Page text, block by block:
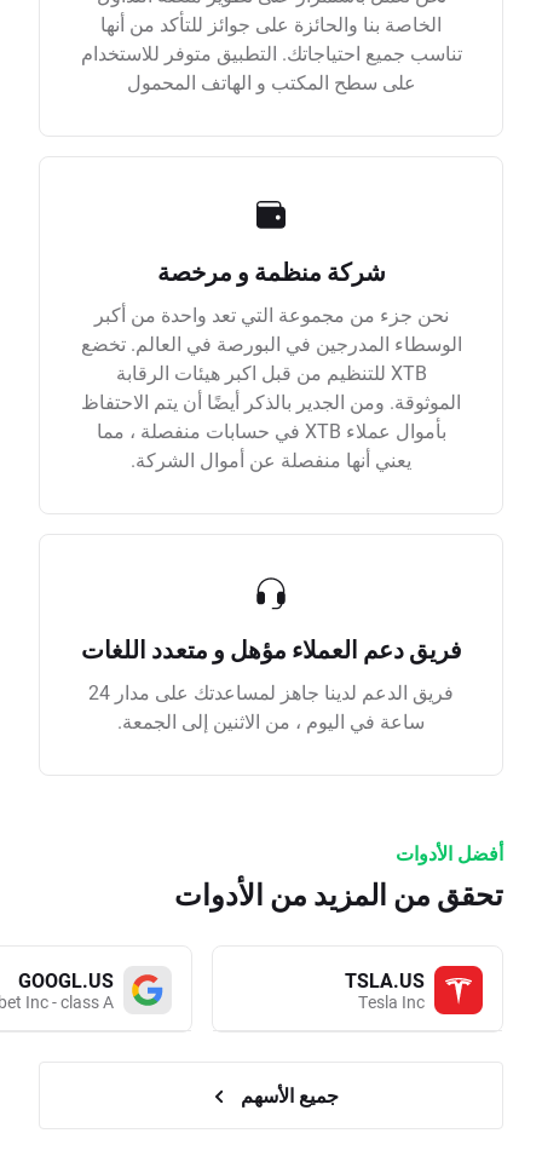
الخاصة بنا والحائزة على جوائز للتأكد من أنها
تناسب جميع احتياجاتك. التطبيق متوفر للاستخدام
على سطح المكتب و الهاتف المحمول
شركة منظمة و مرخصة
نحن جزء من مجموعة التي تعد واحدة من أكبر
الوسطاء المدرجين في البورصة في العالم. تخضع
XTB للتنظيم من قبل اكبر هيئات الرقابة
الموثوقة. ومن الجدير بالذكر أيضًا أن يتم الاحتفاظ
بأموال عملاء XTB في حسابات منفصلة ، مما
يعني أنها منفصلة عن أموال الشركة.
فريق دعم العملاء مؤهل و متعدد اللغات
فريق الدعم لدينا جاهز لمساعدتك على مدار 24
ساعة في اليوم ، من الاثنين إلى الجمعة.
أفضل الأدوات
تحقق من المزيد من الأدوات
TSLA.US
Tesla Inc
GOOGL.US
Inc - class A
جميع الأسهم